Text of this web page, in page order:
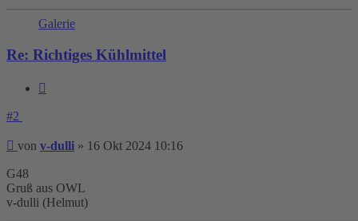
Galerie
Re: Richtiges Kühlmittel
#2
Beitrag
von v-dulli » 16 Okt 2024 10:16
G48
Gruß aus OWL
v-dulli (Helmut)